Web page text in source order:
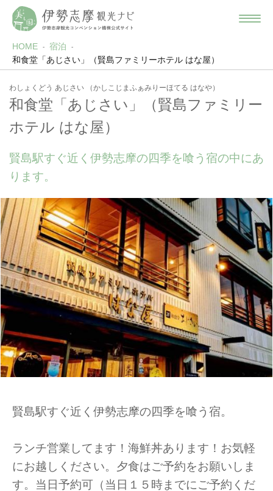
HOME
宿泊
和食堂「あじさい」（賢島ファミリーホテル はな屋）
わしょくどう あじさい （かしこじまふぁみりーほてる はなや）
和食堂「あじさい」（賢島ファミリー
ホテル はな屋）
賢島駅すぐ近く伊勢志摩の四季を喰う宿の中にあ
ります。
賢島駅すぐ近く伊勢志摩の四季を喰う宿。
ランチ営業してます！海鮮丼あります！お気軽
にお越しください。夕食はご予約をお願いしま
す。当日予約可（当日１５時までにご予約くだ